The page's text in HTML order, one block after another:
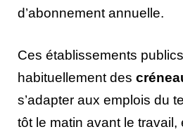
d’abonnement annuelle.
Ces établissements
habituellement des
s’adapter aux emplois du
tôt le matin avant le